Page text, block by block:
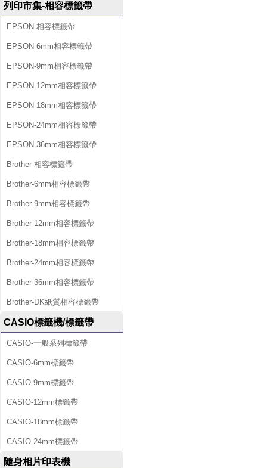
列印市集-相容標籤帶
EPSON-相容標籤帶
EPSON-6mm相容標籤帶
EPSON-9mm相容標籤帶
EPSON-12mm相容標籤帶
EPSON-18mm相容標籤帶
EPSON-24mm相容標籤帶
EPSON-36mm相容標籤帶
Brother-相容標籤帶
Brother-6mm相容標籤帶
Brother-9mm相容標籤帶
Brother-12mm相容標籤帶
Brother-18mm相容標籤帶
Brother-24mm相容標籤帶
Brother-36mm相容標籤帶
Brother-DK紙質相容標籤帶
CASIO標籤機/標籤帶
CASIO-一般系列標籤帶
CASIO-6mm標籤帶
CASIO-9mm標籤帶
CASIO-12mm標籤帶
CASIO-18mm標籤帶
CASIO-24mm標籤帶
隨身相片印表機